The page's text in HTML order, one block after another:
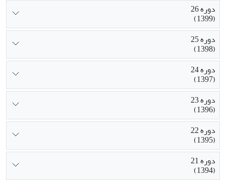
دوره 26
(1399)
دوره 25
(1398)
دوره 24
(1397)
دوره 23
(1396)
دوره 22
(1395)
دوره 21
(1394)